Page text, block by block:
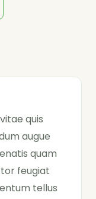
quis
augue
quam
feugiat
tellus